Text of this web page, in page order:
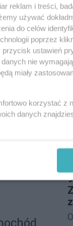
w
lipca, w
Kosina!
reklam i treści,
używać
do celów
poprzez
ustawień
nie
miały
korzystać z
danych